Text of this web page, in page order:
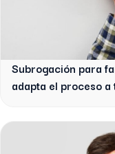
Subrogación para
adapta el proceso a